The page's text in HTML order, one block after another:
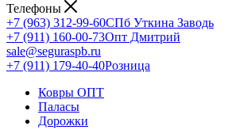
Телефоны
+7 (963) 312-99-60СПб Уткина Заводь
+7 (911) 160-00-73Опт Дмитрий
sale@seguraspb.ru
+7 (911) 179-40-40Розница
Ковры ОПТ
Паласы
Дорожки